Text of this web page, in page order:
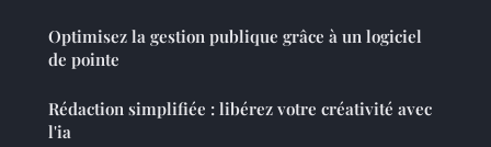
Optimisez la gestion publique grâce à un logiciel
de pointe
Rédaction simplifiée : libérez votre créativité avec
l'ia